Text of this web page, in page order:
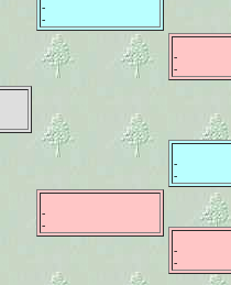
-
-
-
-
-
-
-
-
-
-